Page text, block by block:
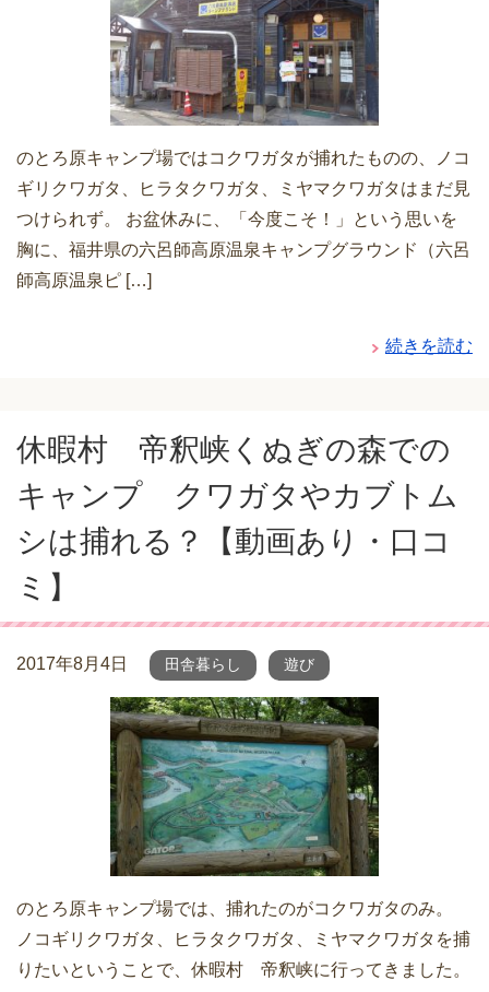
のとろ原キャンプ場ではコクワガタが捕れたものの、ノコ
ギリクワガタ、ヒラタクワガタ、ミヤマクワガタはまだ見
つけられず。 お盆休みに、「今度こそ！」という思いを
胸に、福井県の六呂師高原温泉キャンプグラウンド（六呂
師高原温泉ピ […]
続きを読む
休暇村 帝釈峡くぬぎの森での
キャンプ クワガタやカブトム
シは捕れる？【動画あり・口コ
ミ】
2017年8月4日 田舎暮らし 遊び
のとろ原キャンプ場では、捕れたのがコクワガタのみ。
ノコギリクワガタ、ヒラタクワガタ、ミヤマクワガタを捕
りたいということで、休暇村 帝釈峡に行ってきました。